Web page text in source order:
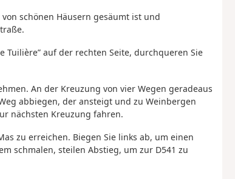
schönen Häusern gesäumt ist und
Tuilière” auf der rechten Seite, durchqueren Sie
An der Kreuzung von vier Wegen geradeaus
abbiegen, der ansteigt und zu Weinbergen
nächsten Kreuzung fahren.
zu erreichen. Biegen Sie links ab, um einen
schmalen, steilen Abstieg, um zur D541 zu